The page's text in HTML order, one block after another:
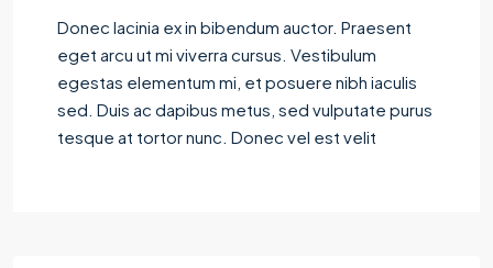
Donec lacinia ex in bibendum auctor. Praesent
eget arcu ut mi viverra cursus. Vestibulum
egestas elementum mi, et posuere nibh iaculis
sed. Duis ac dapibus metus, sed vulputate purus
tesque at tortor nunc. Donec vel est velit